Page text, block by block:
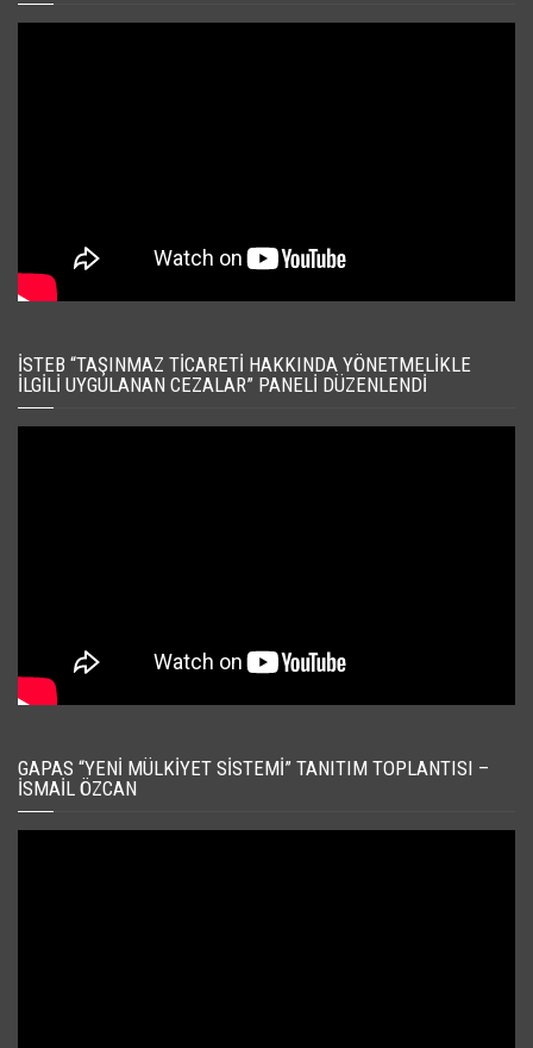
İSTEB “TAŞINMAZ TICARETI HAKKINDA YÖNETMELIKLE
İLGILI UYGULANAN CEZALAR” PANELI DÜZENLENDI
GAPAS “YENI MÜLKIYET SISTEMI” TANITIM TOPLANTISI –
İSMAIL ÖZCAN